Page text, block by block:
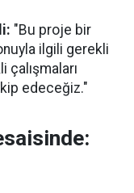
"Bu proje bir
ilgili gerekli
çalışmaları
edeceğiz."